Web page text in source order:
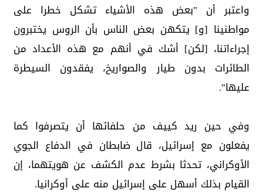
واعتبر أن "بعض هذه الأشياء تشكل خطرا على
مواطنينا [و] يتكهن بعض الناس بأن الروس يختبرون
إجراءاتنا، [لكن] أشك في أنهم مع هذه الأعداد من
الطائرات بدون طيار والصواريخ، يفقدون السيطرة
عليها".
وفي حين ريد كييف من حلفائها أن يتصرفوا كما
يفعلون مع إسرائيل، قال ضابطان في الدفاع الجوي
الأوكراني، تحدثا بشرط عدم الكشف عن هويتهما، إن
القيام بذلك أسهل على إسرائيل منه على أوكرانيا.